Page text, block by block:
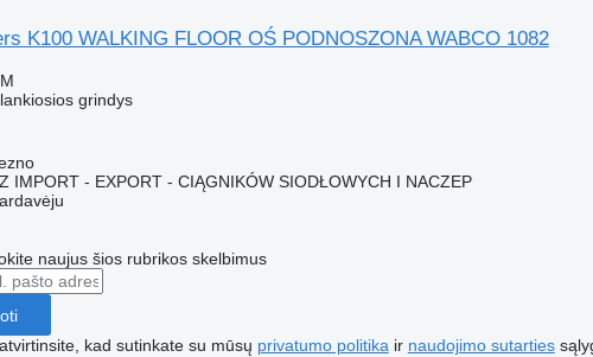
K100 WALKING FLOOR OŚ PODNOSZONA WABCO 1082
grindys
IMPORT - EXPORT - CIĄGNIKÓW SIODŁOWYCH I NACZEP
naujus šios rubrikos skelbimus
kad sutinkate su mūsų privatumo politika ir naudojimo sutarties